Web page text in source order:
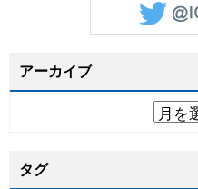
アーカイブ
タグ